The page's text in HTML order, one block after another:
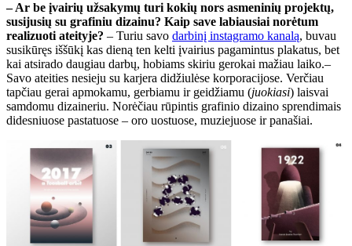
– Ar be įvairių užsakymų turi kokių nors asmeninių projektų,
susijusių su grafiniu dizainu? Kaip save labiausiai norėtum
realizuoti ateityje? – Turiu savo darbinį instagramo kanalą, buvau
susikūręs iššūkį kas dieną ten kelti įvairius pagamintus plakatus, bet
kai atsirado daugiau darbų, hobiams skiriu gerokai mažiau laiko.–
Savo ateities nesieju su karjera didžiulėse korporacijose. Verčiau
tapčiau gerai apmokamu, gerbiamu ir geidžiamu (juokiasi) laisvai
samdomu dizaineriu. Norėčiau rūpintis grafinio dizaino sprendimais
didesniuose pastatuose – oro uostuose, muziejuose ir panašiai.